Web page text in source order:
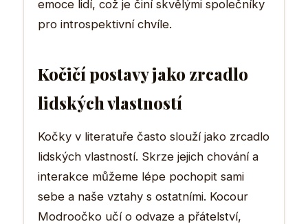
emoce lidí, což je činí skvělými společníky
pro introspektivní chvíle.
Kočičí postavy jako zrcadlo
lidských vlastností
Kočky v literatuře často slouží jako zrcadlo
lidských vlastností. Skrze jejich chování a
interakce můžeme lépe pochopit sami
sebe a naše vztahy s ostatními. Kocour
Modroočko učí o odvaze a přátelství,